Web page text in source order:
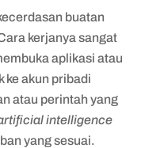
buatan
kerjanya sangat
aplikasi atau
ke akun pribadi
atau perintah yang
intelligence
yang sesuai.